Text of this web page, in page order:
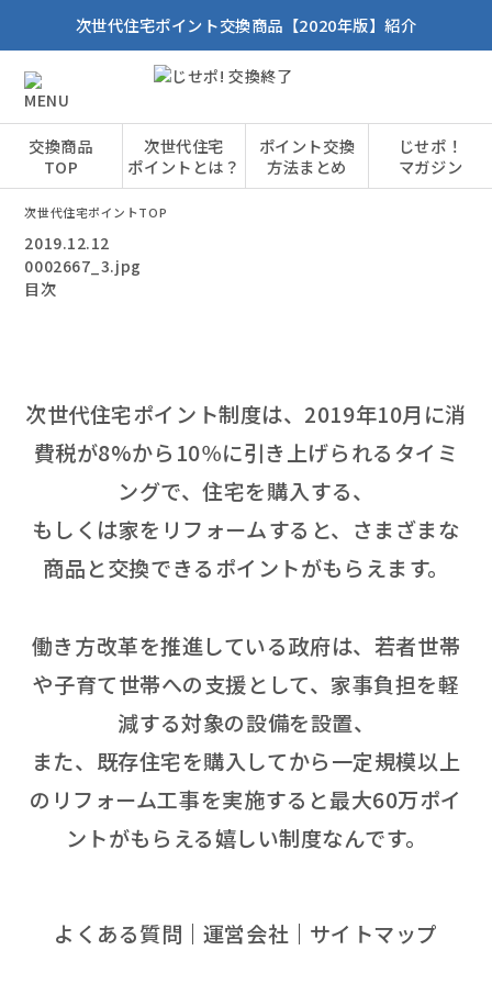
次世代住宅ポイント交換商品【2020年版】紹介
交換商品
TOP
次世代住宅
ポイントとは？
ポイント交換
方法まとめ
じせポ！
マガジン
次世代住宅ポイントTOP
2019.12.12
0002667_3.jpg
目次
次世代住宅ポイント制度は、2019年10月に消
費税が8%から10％に引き上げられるタイミ
ングで、住宅を購入する、
もしくは家をリフォームすると、さまざまな
商品と交換できるポイントがもらえます。
働き方改革を推進している政府は、若者世帯
や子育て世帯への支援として、家事負担を軽
減する対象の設備を設置、
また、既存住宅を購入してから一定規模以上
のリフォーム工事を実施すると最大60万ポイ
ントがもらえる嬉しい制度なんです。
よくある質問 運営会社 サイトマップ